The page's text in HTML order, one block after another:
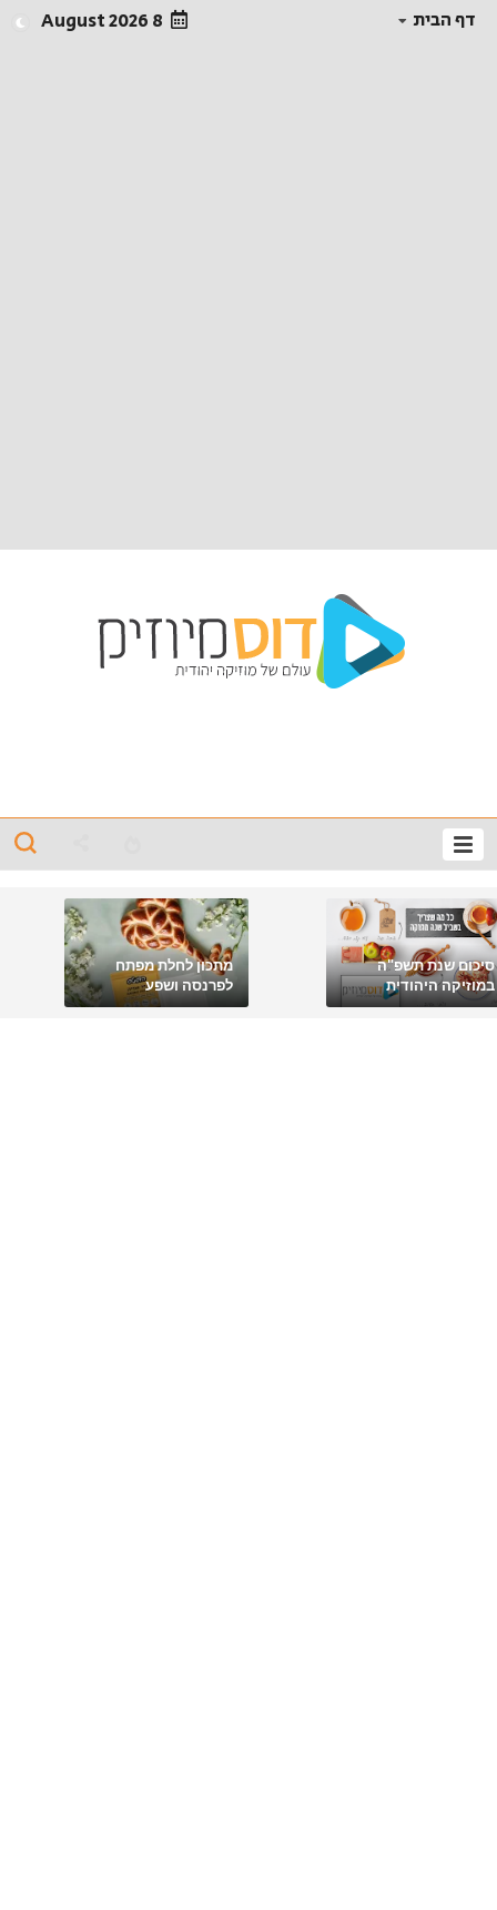
דף הבית 8 August 2026
סיכום שנת תשפ"ה
במוזיקה היהודית
מתכון לחלת מפתח
לפרנסה ושפע